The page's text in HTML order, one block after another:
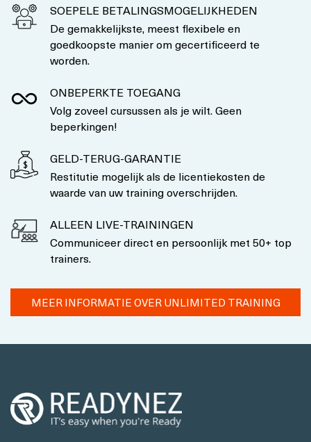
SOEPELE BETALINGSMOGELIJKHEDEN
De gemakkelijkste, meest flexibele en
goedkoopste manier om gecertificeerd te
worden.
ONBEPERKTE TOEGANG
Volg zoveel cursussen als je wilt. Geen
beperkingen!
GELD-TERUG-GARANTIE
Restitutie mogelijk als de licentiekosten de
waarde van uw training overschrijden.
ALLEEN LIVE-TRAININGEN
Communiceer direct en persoonlijk met 50+ top
trainers.
MEER INFORMATIE OVER UNLIMITED TRAINING